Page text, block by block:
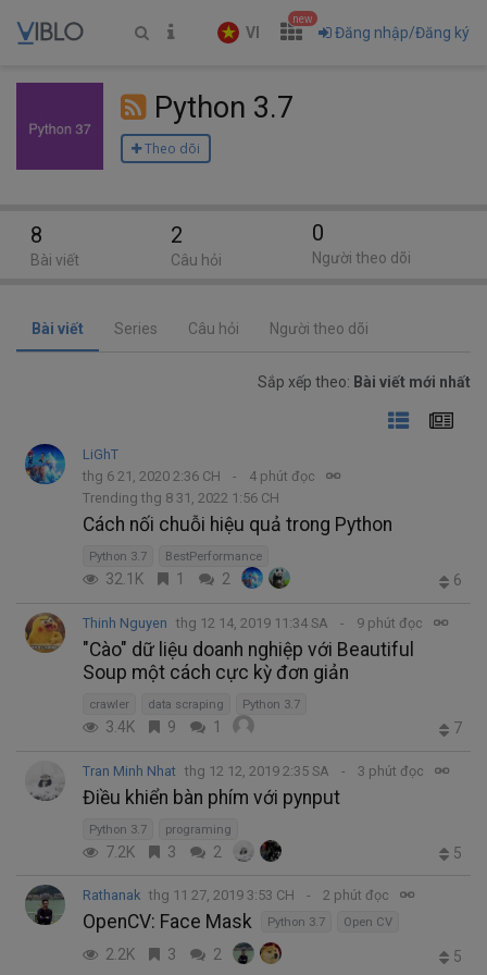
VI
new
Đăng nhập/Đăng ký
Python 3.7
Theo dõi
Bài viết Series Câu hỏi Người theo dõi
Sắp xếp theo: Bài viết mới nhất
LiGhT
thg 6 21, 2020 2:36 CH
4 phút đọc
Trending thg 8 31, 2022 1:56 CH
Cách nối chuỗi hiệu quả trong Python
Python 3.7 BestPerformance
32.1K 1 2 6
Thinh Nguyen thg 12 14, 2019 11:34 SA 9 phút đọc
"Cào" dữ liệu doanh nghiệp với Beautiful
Soup một cách cực kỳ đơn giản
crawler data scraping Python 3.7
3.4K 9 1 7
Tran Minh Nhat thg 12 12, 2019 2:35 SA 3 phút đọc
Điều khiển bàn phím với pynput
Python 3.7 programing
7.2K 3 2 5
Rathanak thg 11 27, 2019 3:53 CH 2 phút đọc
OpenCV: Face Mask Python 3.7 Open CV
2.2K 3 2 5
8
Bài viết
2
Câu hỏi
0
Người theo dõi